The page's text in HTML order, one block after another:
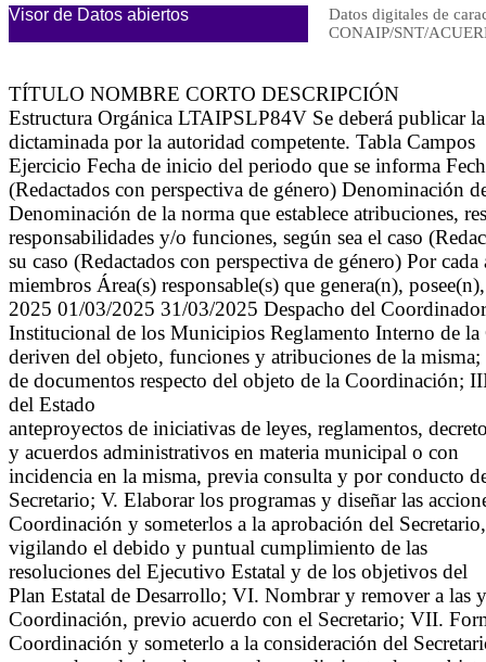
Visor de Datos abiertos
Datos digitales de
CONAIP/SNT/
TÍTULO NOMBRE CORTO DESCRIPCIÓN
Estructura Orgánica LTAIPSLP84V Se deberá publicar
dictaminada por la autoridad competente. Tabla Campos
Ejercicio Fecha de inicio del periodo que se informa
(Redactados con perspectiva de género) Denominación
Denominación de la norma que establece atribuciones,
responsabilidades y/o funciones, según sea el caso
su caso (Redactados con perspectiva de género) Por
miembros Área(s) responsable(s) que genera(n),
2025 01/03/2025 31/03/2025 Despacho del
Institucional de los Municipios Reglamento Interno de
deriven del objeto, funciones y atribuciones de la
de documentos respecto del objeto de la
del Estado
anteproyectos de iniciativas de leyes, reglamentos,
y acuerdos administrativos en materia municipal o con
incidencia en la misma, previa consulta y por conducto
Secretario; V. Elaborar los programas y diseñar las
Coordinación y someterlos a la aprobación del Secretario,
vigilando el debido y puntual cumplimiento de las
resoluciones del Ejecutivo Estatal y de los objetivos del
Plan Estatal de Desarrollo; VI. Nombrar y remover a las
Coordinación, previo acuerdo con el Secretario; VII.
Coordinación y someterlo a la consideración del